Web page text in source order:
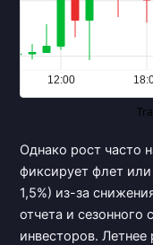
Однако рост часто
фиксирует флет
1,5%) из-за
отчета и сезонного
инвесторов.